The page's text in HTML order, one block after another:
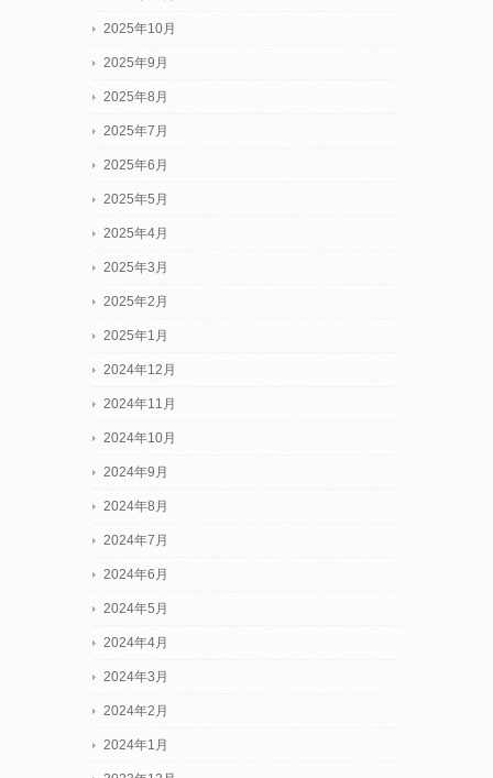
2025年10月
2025年9月
2025年8月
2025年7月
2025年6月
2025年5月
2025年4月
2025年3月
2025年2月
2025年1月
2024年12月
2024年11月
2024年10月
2024年9月
2024年8月
2024年7月
2024年6月
2024年5月
2024年4月
2024年3月
2024年2月
2024年1月